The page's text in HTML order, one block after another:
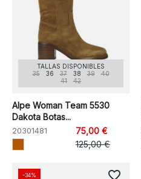
TALLAS DISPONIBLES
35
36 37 38 39
40
41
42
Alpe Woman Team 5530
Dakota Botas...
20301481
75,00 €
125,00 €
-34% favorite_border